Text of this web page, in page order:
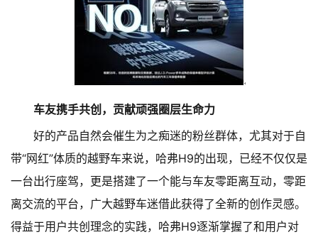
车友携手共创，贡献顽强圈层生命力
好的产品自然会催生为之痴迷的粉丝群体，尤其对于自
带“网红”体质的越野车来说，哈弗H9的出现，已经不仅仅是
一台出行座驾，更是搭建了一个能与车友零距离互动，零距
离交流的平台，广大越野车迷借此获得了全新的创作灵感。
得益于用户共创理念的实践，哈弗H9逐渐掌握了和用户对